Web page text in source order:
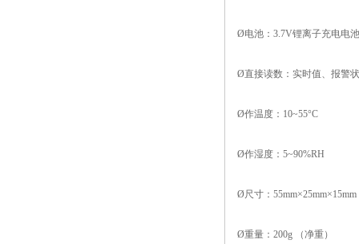
Ø电池：3.7V锂离子充电电池
Ø直接读数：实时值、报警
Ø作温度：10~55°C
Ø作湿度：5~90%RH
Ø尺寸：55mm×25mm×15mm
Ø重量：200g （净重）